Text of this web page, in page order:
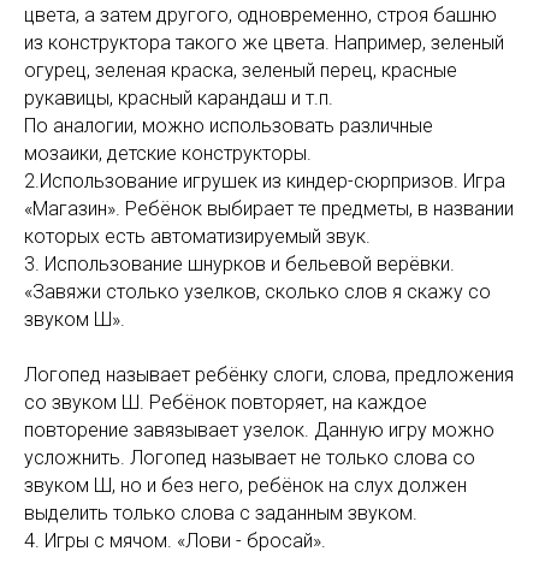
цвета, а затем другого, одновременно, строя башню
из конструктора такого же цвета. Например, зеленый
огурец, зеленая краска, зеленый перец, красные
рукавицы, красный карандаш и т.п.
По аналогии, можно использовать различные
мозаики, детские конструкторы.
2.Использование игрушек из киндер-сюрпризов. Игра
«Магазин». Ребёнок выбирает те предметы, в названии
которых есть автоматизируемый звук.
3. Использование шнурков и бельевой верёвки.
«Завяжи столько узелков, сколько слов я скажу со
звуком Ш».
Логопед называет ребёнку слоги, слова, предложения
со звуком Ш. Ребёнок повторяет, на каждое
повторение завязывает узелок. Данную игру можно
усложнить. Логопед называет не только слова со
звуком Ш, но и без него, ребёнок на слух должен
выделить только слова с заданным звуком.
4. Игры с мячом. «Лови - бросай».